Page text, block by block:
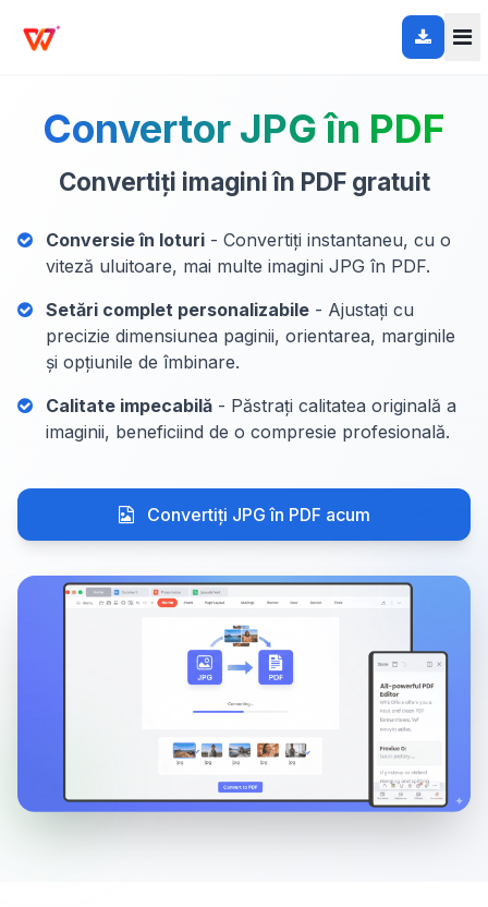
Convertor JPG în PDF
Convertiți imagini în PDF gratuit
Conversie în loturi - Convertiți instantaneu, cu o
viteză uluitoare, mai multe imagini JPG în PDF.
Setări complet personalizabile - Ajustați cu
precizie dimensiunea paginii, orientarea, marginile
și opțiunile de îmbinare.
Calitate impecabilă - Păstrați calitatea originală a
imaginii, beneficiind de o compresie profesională.
Convertiți JPG în PDF acum